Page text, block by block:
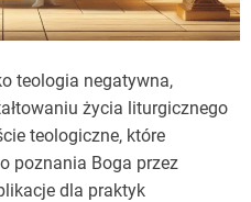
teologia negatywna,
życia liturgicznego
teologiczne, które
poznania Boga przez
dla praktyk